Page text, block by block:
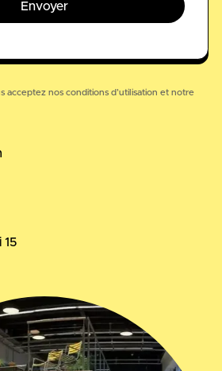
acceptez nos conditions d’utilisation et notre
15